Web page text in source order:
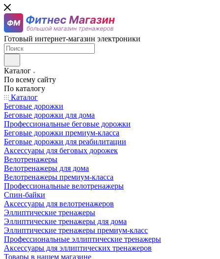
Готовый интернет-магазин электроники
Каталог
По всему сайту
По каталогу
Каталог
Беговые дорожки
Беговые дорожки для дома
Профессиональные беговые дорожки
Беговые дорожки премиум-класса
Беговые дорожки для реабилитации
Аксессуары для беговых дорожек
Велотренажеры
Велотренажеры для дома
Велотренажеры премиум-класса
Профессиональные велотренажеры
Спин-байки
Аксессуары для велотренажеров
Эллиптические тренажеры
Эллиптические тренажеры для дома
Эллиптические тренажеры премиум-класс
Профессиональные эллиптические тренажеры
Аксессуары для эллиптических тренажеров
Товары в нашем магазине